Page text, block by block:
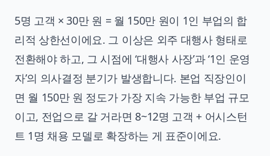
5명 고객 × 30만 원 = 월 150만 원이 1인 부업의 합
리적 상한선이에요. 그 이상은 외주 대행사 형태로
전환해야 하고, 그 시점에 ‘대행사 사장’과 ‘1인 운영
자’의 의사결정 분기가 발생합니다. 본업 직장인이
면 월 150만 원 정도가 가장 지속 가능한 부업 규모
이고, 전업으로 갈 거라면 8~12명 고객 + 어시스턴
트 1명 채용 모델로 확장하는 게 표준이에요.